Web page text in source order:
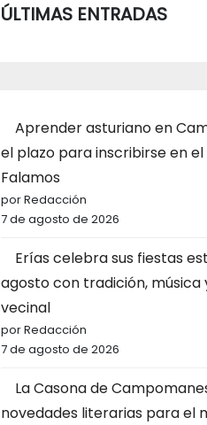
ÚLTIMAS ENTRADAS
Aprender asturiano en
el plazo para inscribirse en
Falamos
por Redacción
7 de agosto de 2026
Erías celebra sus fiestas
agosto con tradición, música
vecinal
por Redacción
7 de agosto de 2026
La Casona de
novedades literarias para el